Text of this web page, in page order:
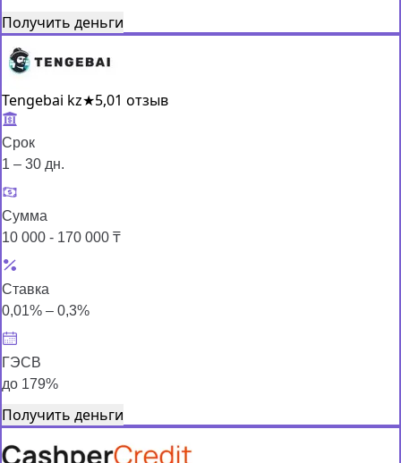
Получить деньги
Tengebai kz★5,01 отзыв
Срок
1 – 30 дн.
Сумма
10 000 - 170 000 ₸
Ставка
0,01% – 0,3%
ГЭСВ
до 179%
Получить деньги